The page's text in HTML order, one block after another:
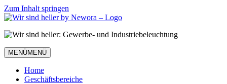
Zum Inhalt springen
MENÜMENÜ
Home
Geschäftsbereiche